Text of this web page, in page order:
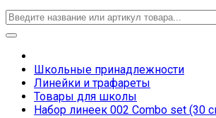
Школьные принадлежности
Линейки и трафареты
Товары для школы
Набор линеек 002 Combo set (30